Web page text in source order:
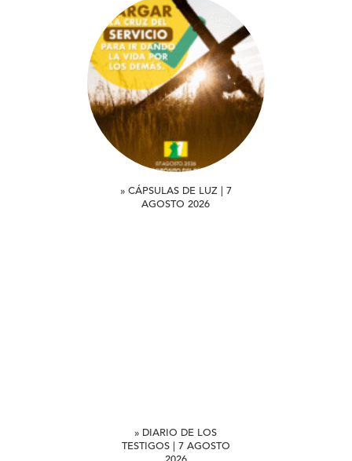
» CÁPSULAS DE LUZ | 7
AGOSTO 2026
» DIARIO DE LOS
TESTIGOS | 7 AGOSTO